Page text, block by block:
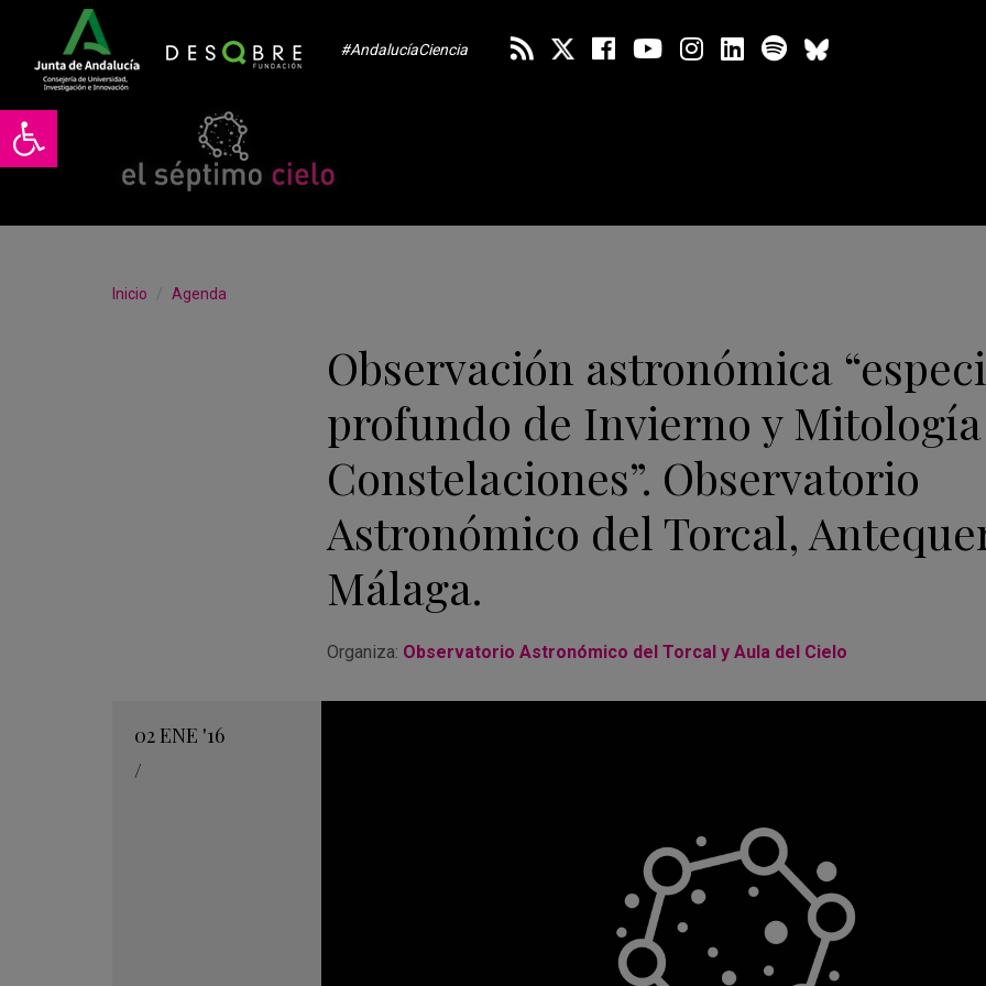
Abrir barra de herramientas
#AndalucíaCiencia
Inicio Agenda
Observación astronómica
profundo de Invierno y
Constelaciones”. Observatorio
Astronómico del Torcal,
Málaga.
Organiza: Observatorio Astronómico del Torcal y Aula del Cielo
02ENE '16
/